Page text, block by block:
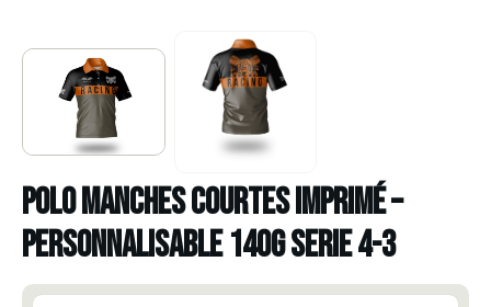
POLO MANCHES COURTES IMPRIMÉ –
PERSONNALISABLE 140g SERIE 4-3